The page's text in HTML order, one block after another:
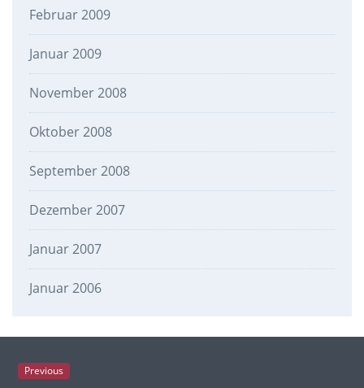
Februar 2009
Januar 2009
November 2008
Oktober 2008
September 2008
Dezember 2007
Januar 2007
Januar 2006
Previous